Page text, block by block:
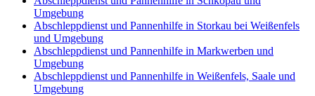
Umgebung
Abschleppdienst und Pannenhilfe in Storkau bei Weißenfels
und Umgebung
Abschleppdienst und Pannenhilfe in Markwerben und
Umgebung
Abschleppdienst und Pannenhilfe in Weißenfels, Saale und
Umgebung